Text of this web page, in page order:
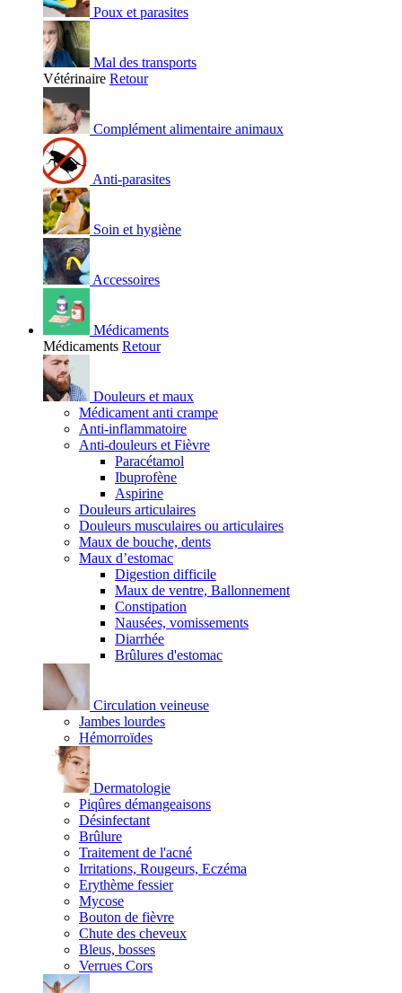
Poux et parasites
Mal des transports
Vétérinaire Retour
Complément alimentaire animaux
Anti-parasites
Soin et hygiène
Accessoires
Médicaments
Médicaments Retour
Douleurs et maux
Médicament anti crampe
Anti-inflammatoire
Anti-douleurs et Fièvre
Paracétamol
Ibuprofène
Aspirine
Douleurs articulaires
Douleurs musculaires ou articulaires
Maux de bouche, dents
Maux d’estomac
Digestion difficile
Maux de ventre, Ballonnement
Constipation
Nausées, vomissements
Diarrhée
Brûlures d'estomac
Circulation veineuse
Jambes lourdes
Hémorroïdes
Dermatologie
Piqûres démangeaisons
Désinfectant
Brûlure
Traitement de l'acné
Irritations, Rougeurs, Eczéma
Erythème fessier
Mycose
Bouton de fièvre
Chute des cheveux
Bleus, bosses
Verrues Cors